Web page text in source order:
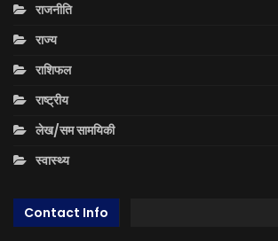
राजनीति
राज्य
राशिफल
राष्ट्रीय
लेख/सम सामयिकी
स्वास्थ्य
Contact Info